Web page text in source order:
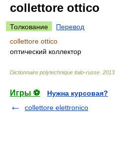
collettore ottico
Толкование
Перевод
collettore ottico
оптический коллектор
Dictionnaire polytechnique italo-russe 2013
Игры ⚽
Нужна курсовая?
collettore elettronico